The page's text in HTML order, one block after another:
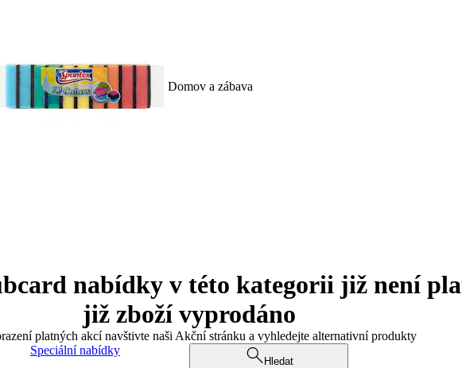
Domov a zábava
nabídky v této kategorii již není
již zboží vyprodáno
platných akcí navštivte naši Akční stránku a vyhledejte alternativní produkty
Speciální nabídky
Hledat